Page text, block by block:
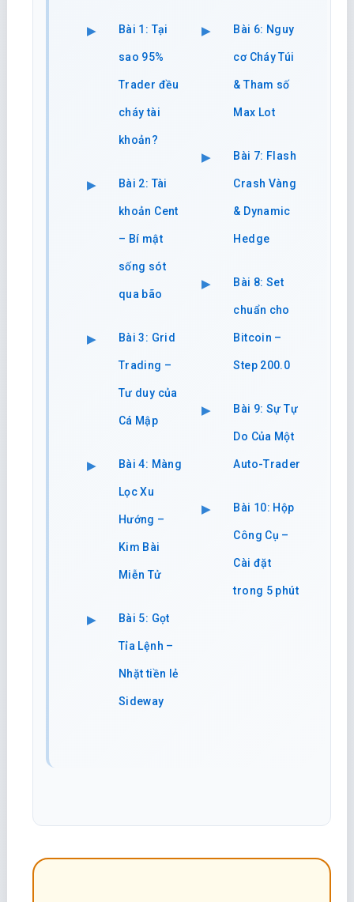
Bài 1: Tại
sao 95%
Trader đều
cháy tài
khoản?
Bài 2: Tài
khoản Cent
– Bí mật
sống sót
qua bão
Bài 3: Grid
Trading –
Tư duy của
Cá Mập
Bài 4: Màng
Lọc Xu
Hướng –
Kim Bài
Miễn Tử
Bài 5: Gọt
Tỉa Lệnh –
Nhặt tiền lẻ
Sideway
Bài 6: Nguy
cơ Cháy Túi
& Tham số
Max Lot
Bài 7: Flash
Crash Vàng
& Dynamic
Hedge
Bài 8: Set
chuẩn cho
Bitcoin –
Step 200.0
Bài 9: Sự Tự
Do Của Một
Auto-Trader
Bài 10: Hộp
Công Cụ –
Cài đặt
trong 5 phút